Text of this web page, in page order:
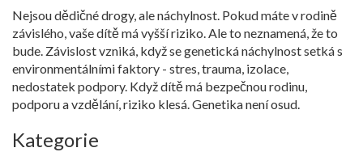
Nejsou dědičné drogy, ale náchylnost. Pokud máte v rodině
závislého, vaše dítě má vyšší riziko. Ale to neznamená, že to
bude. Závislost vzniká, když se genetická náchylnost setká s
environmentálními faktory - stres, trauma, izolace,
nedostatek podpory. Když dítě má bezpečnou rodinu,
podporu a vzdělání, riziko klesá. Genetika není osud.
Kategorie